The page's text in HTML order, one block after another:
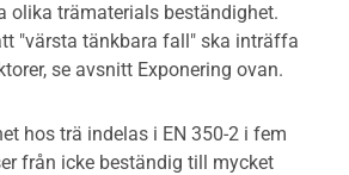
olika trämaterials beständighet.
"värsta tänkbara fall" ska inträffa
se avsnitt Exponering ovan.
hos trä indelas i EN 350-2 i fem
från icke beständig till mycket